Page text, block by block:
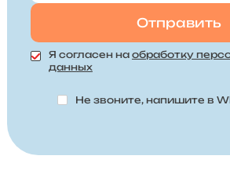
Я согласен на обработку
данных
Не звоните, напишите в